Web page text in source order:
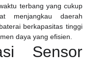
terbang yang cukup
menjangkau daerah
berkapasitas tinggi
daya yang efisien.
Sensor